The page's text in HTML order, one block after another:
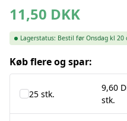
11,50 DKK
Lagerstatus: Bestil før Onsdag kl 20
Køb flere og spar:
25 stk.
9,60
stk.